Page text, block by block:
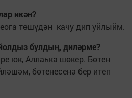
икән?
төшүдән качу дип уйлыйм.
булдың, диләрме?
юк, Аллаһка шөкер. Бөтен
бөтенесенә бер итеп